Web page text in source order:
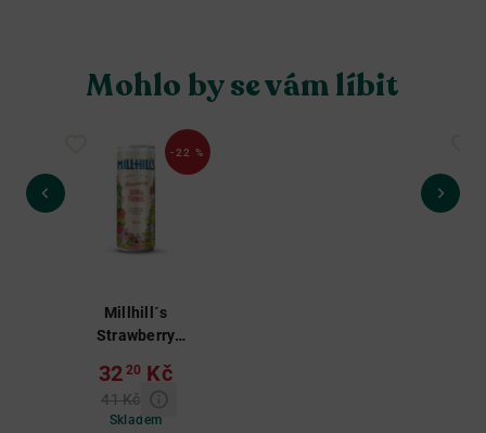
Mohlo by se vám líbit
-22 %
Millhill´s
Strawberry
0,25 L 6 %
32 20 Kč
41 Kč
Skladem